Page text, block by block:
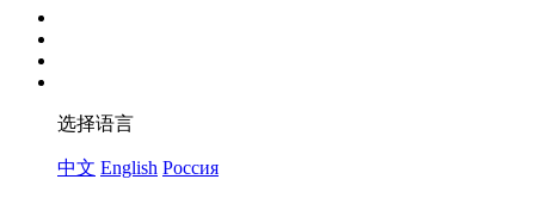
选择语言
中文 English Россия